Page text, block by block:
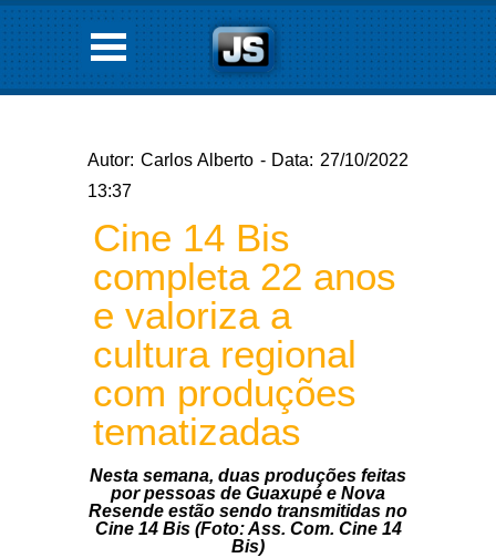
Autor: Carlos Alberto - Data: 27/10/2022
13:37
Cine 14 Bis
completa 22 anos
e valoriza a
cultura regional
com produções
tematizadas
Nesta semana, duas produções feitas
por pessoas de Guaxupé e Nova
Resende estão sendo transmitidas no
Cine 14 Bis (Foto: Ass. Com. Cine 14
Bis)